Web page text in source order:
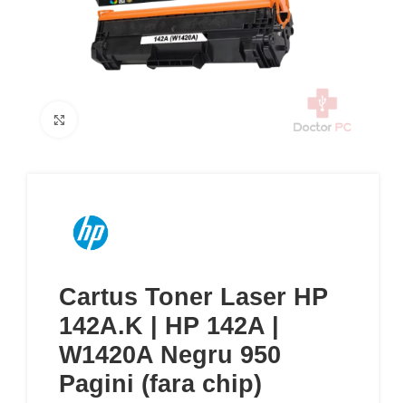
Cartus Toner Laser HP
142A.K | HP 142A |
W1420A Negru 950
Pagini (fara chip)